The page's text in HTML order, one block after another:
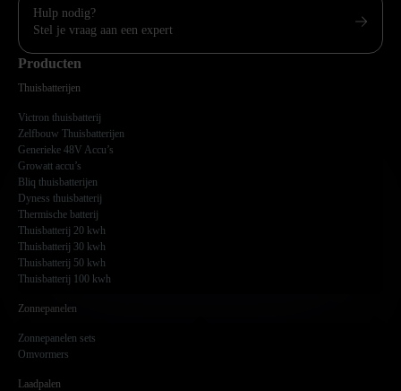
Hulp nodig?
Stel je vraag aan een expert
Producten
Thuisbatterijen
Victron thuisbatterij
Zelfbouw Thuisbatterijen
Generieke 48V Accu’s
Growatt accu’s
Bliq thuisbatterijen
Dyness thuisbatterij
Thermische batterij
Thuisbatterij 20 kwh
Thuisbatterij 30 kwh
Thuisbatterij 50 kwh
Thuisbatterij 100 kwh
Zonnepanelen
Zonnepanelen sets
Omvormers
Laadpalen